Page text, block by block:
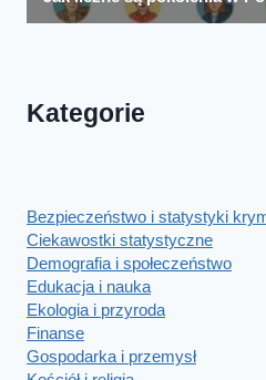
Kategorie
Bezpieczeństwo i statystyki
Ciekawostki statystyczne
Demografia i społeczeństwo
Edukacja i nauka
Ekologia i przyroda
Finanse
Gospodarka i przemysł